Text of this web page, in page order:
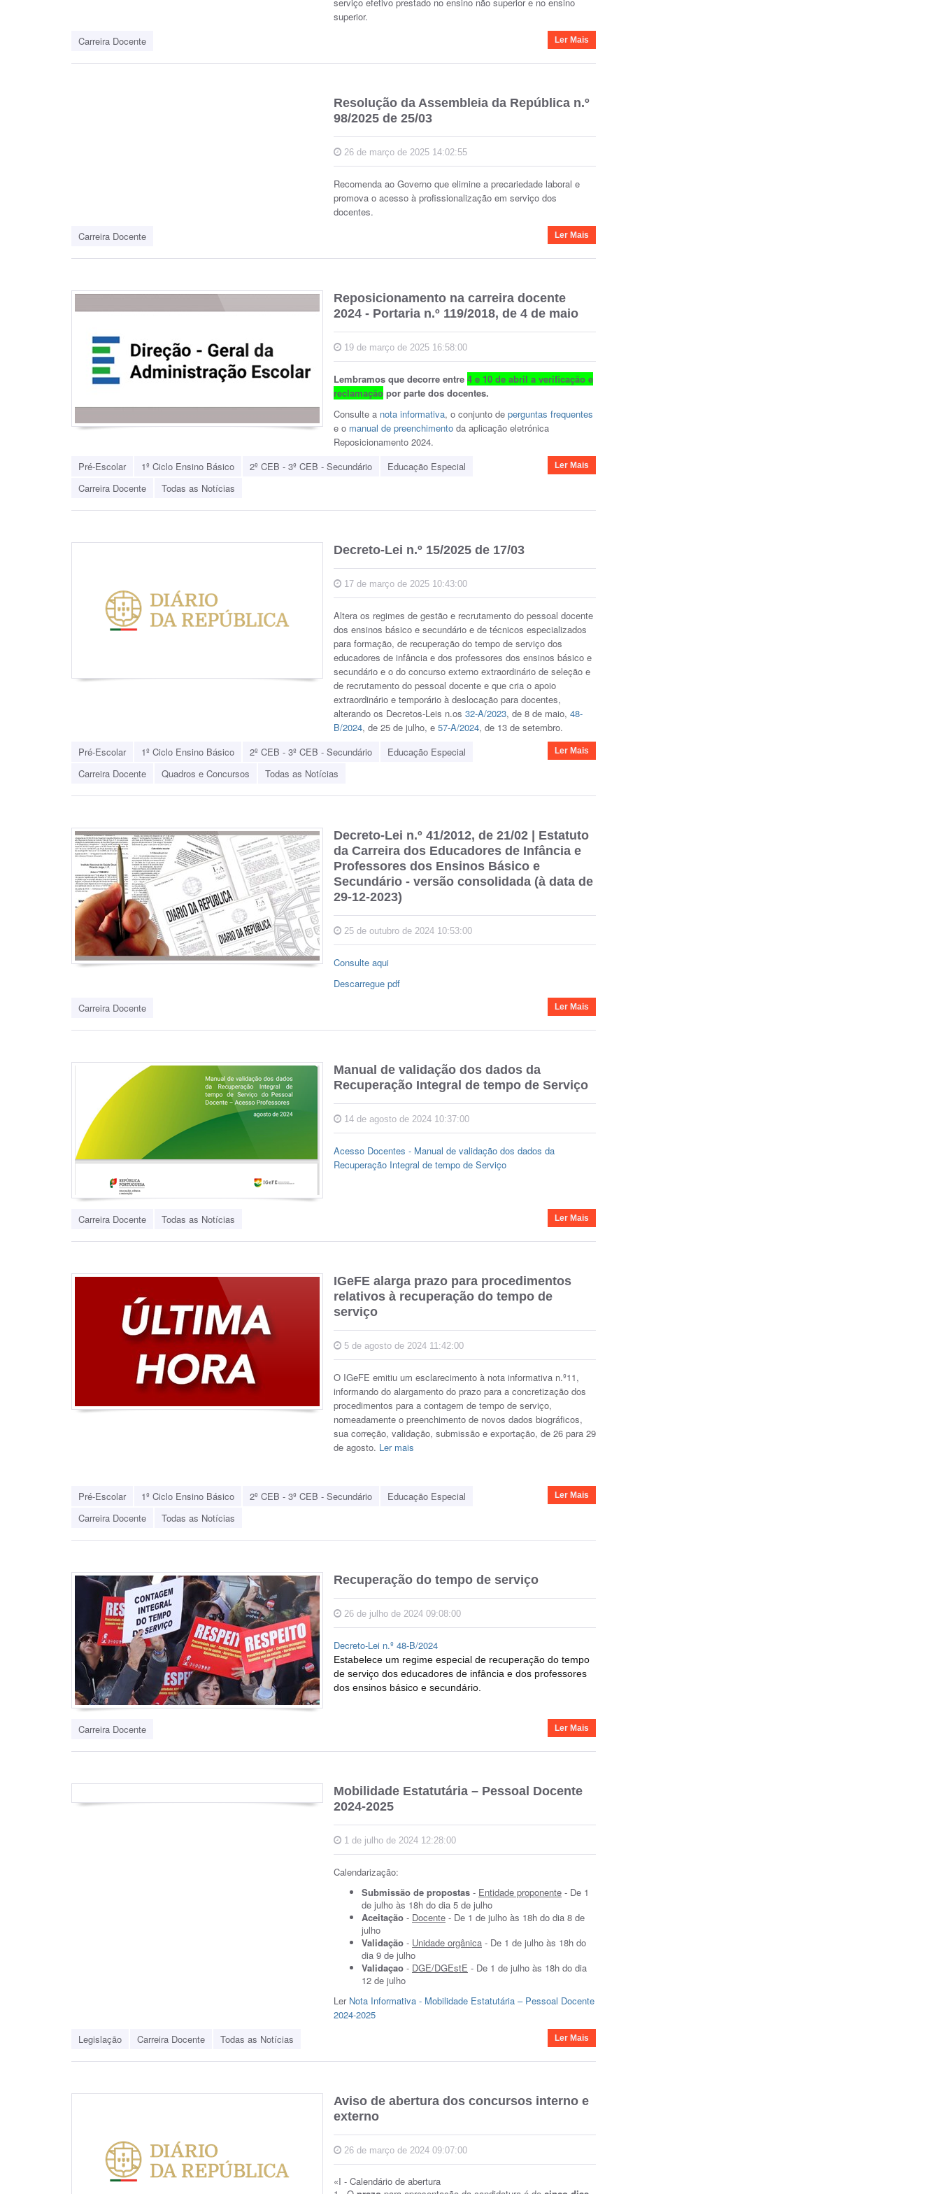
superior.
Carreira Docente
Ler Mais
Resolução da Assembleia da República n.º
98/2025 de 25/03
26 de março de 2025 14:02:55
Recomenda ao Governo que elimine a precariedade laboral e
promova o acesso à profissionalização em serviço dos
docentes.
Carreira Docente
Ler Mais
Reposicionamento na carreira docente
2024 - Portaria n.º 119/2018, de 4 de maio
19 de março de 2025 16:58:00
Lembramos que decorre entre 4 e 10 de abril a verificação e
reclamação por parte dos docentes.
Consulte a nota informativa, o conjunto de perguntas frequentes
e o manual de preenchimento da aplicação eletrónica
Reposicionamento 2024.
Pré-Escolar
1º Ciclo Ensino Básico 2º CEB - 3º CEB - Secundário
Educação Especial
Carreira Docente
Todas as Notícias
Ler Mais
Decreto-Lei n.º 15/2025 de 17/03
17 de março de 2025 10:43:00
Altera os regimes de gestão e recrutamento do pessoal docente
dos ensinos básico e secundário e de técnicos especializados
para formação, de recuperação do tempo de serviço dos
educadores de infância e dos professores dos ensinos básico e
secundário e o do concurso externo extraordinário de seleção e
de recrutamento do pessoal docente e que cria o apoio
extraordinário e temporário à deslocação para docentes,
alterando os Decretos-Leis n.os 32-A/2023, de 8 de maio, 48-
B/2024, de 25 de julho, e 57-A/2024, de 13 de setembro.
Pré-Escolar
1º Ciclo Ensino Básico 2º CEB - 3º CEB - Secundário
Educação Especial
Carreira Docente
Quadros e Concursos Todas as Notícias
Ler Mais
Decreto-Lei n.º 41/2012, de 21/02 | Estatuto
da Carreira dos Educadores de Infância e
Professores dos Ensinos Básico e
Secundário - versão consolidada (à data de
29-12-2023)
25 de outubro de 2024 10:53:00
Consulte aqui
Descarregue pdf
Carreira Docente
Ler Mais
Manual de validação dos dados da
Recuperação Integral de tempo de Serviço
14 de agosto de 2024 10:37:00
Acesso Docentes - Manual de validação dos dados da
Recuperação Integral de tempo de Serviço
Carreira Docente Todas as Notícias Ler Mais
IGeFE alarga prazo para procedimentos
relativos à recuperação do tempo de
serviço
5 de agosto de 2024 11:42:00
O IGeFE emitiu um esclarecimento à nota informativa n.º11,
informando do alargamento do prazo para a concretização dos
procedimentos para a contagem de tempo de serviço,
nomeadamente o preenchimento de novos dados biográficos,
sua correção, validação, submissão e exportação, de 26 para 29
de agosto. Ler mais
Pré-Escolar 1º Ciclo Ensino Básico 2º CEB - 3º CEB - Secundário
Educação Especial
Carreira Docente
Todas as Notícias
Ler Mais
Recuperação do tempo de serviço
26 de julho de 2024 09:08:00
Decreto-Lei n.º 48-B/2024
Estabelece um regime especial de recuperação do tempo
de serviço dos educadores de infância e dos professores
dos ensinos básico e secundário.
Carreira Docente Ler Mais
Mobilidade Estatutária – Pessoal Docente
2024-2025
1 de julho de 2024 12:28:00
Calendarização:
Submissão de propostas - Entidade proponente - De 1
de julho às 18h do dia 5 de julho
Aceitação - Docente - De 1 de julho às 18h do dia 8 de
julho
Validação - Unidade orgânica - De 1 de julho às 18h do
dia 9 de julho
Validaçao - DGE/DGEstE - De 1 de julho às 18h do dia
12 de julho
Ler Nota Informativa - Mobilidade Estatutária – Pessoal Docente
2024-2025
Legislação
Carreira Docente Todas as Notícias Ler Mais
Aviso de abertura dos concursos interno e
externo
26 de março de 2024 09:07:00
«I - Calendário de abertura